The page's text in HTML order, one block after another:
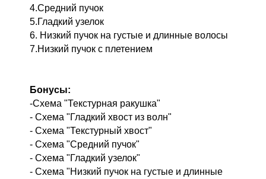
4.Средний пучок
5.Гладкий узелок
6. Низкий пучок на густые и длинные волосы
7.Низкий пучок с плетением
Бонусы:
-Схема "Текстурная ракушка"
- Схема "Гладкий хвост из волн"
- Схема "Текстурный хвост"
- Схема "Средний пучок"
- Схема "Гладкий узелок"
- Схема "Низкий пучок на густые и длинные